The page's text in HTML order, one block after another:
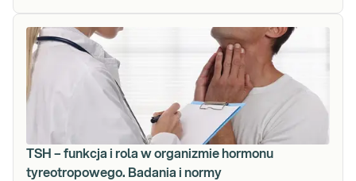
TSH – funkcja i rola w organizmie hormonu
tyreotropowego. Badania i normy